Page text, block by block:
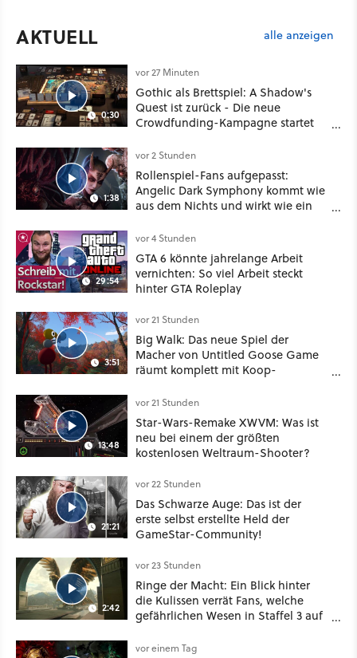
AKTUELL alle anzeigen
0:30
vor 27 Minuten
Gothic als Brettspiel: A Shadow's
Quest ist zurück - Die neue
Crowdfunding-Kampagne startet
1:38
vor 2 Stunden
Rollenspiel-Fans aufgepasst:
Angelic Dark Symphony kommt wie
aus dem Nichts und wirkt wie ein
Mass Effect
29:54
vor 4 Stunden
GTA 6 könnte jahrelange Arbeit
vernichten: So viel Arbeit steckt
hinter GTA Roleplay
3:51
vor 21 Stunden
Big Walk: Das neue Spiel der
Macher von Untitled Goose Game
räumt komplett mit Koop-
13:48
vor 21 Stunden
Star-Wars-Remake XWVM: Was ist
neu bei einem der größten
kostenlosen Weltraum-Shooter?
21:21
vor 22 Stunden
Das Schwarze Auge: Das ist der
erste selbst erstellte Held der
GameStar-Community!
2:42
vor 23 Stunden
Ringe der Macht: Ein Blick hinter
die Kulissen verrät Fans, welche
gefährlichen Wesen in Staffel 3 auf
vor einem Tag